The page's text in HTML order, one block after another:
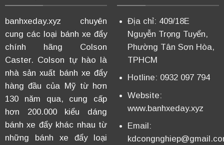
banhxeday.xyz chuyên
cung các loại bánh xe đẩy
chính hãng Colson
Caster. Colson tự hào là
nhà sản xuất bánh xe đẩy
hàng đầu của Mỹ từ hơn
130 năm qua, cung cấp
hơn 200.000 kiểu dáng
bánh xe đẩy khác nhau từ
những bánh xe đẩy loại
Địa chỉ: 409/18E
Nguyễn Trọng Tuyển,
Phường Tân Sơn Hòa,
TPHCM
Hotline: 0932 097 794
Website:
www.banhxeday.xyz
Email: